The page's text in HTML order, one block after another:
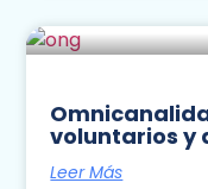
voluntarios y
Leer Más